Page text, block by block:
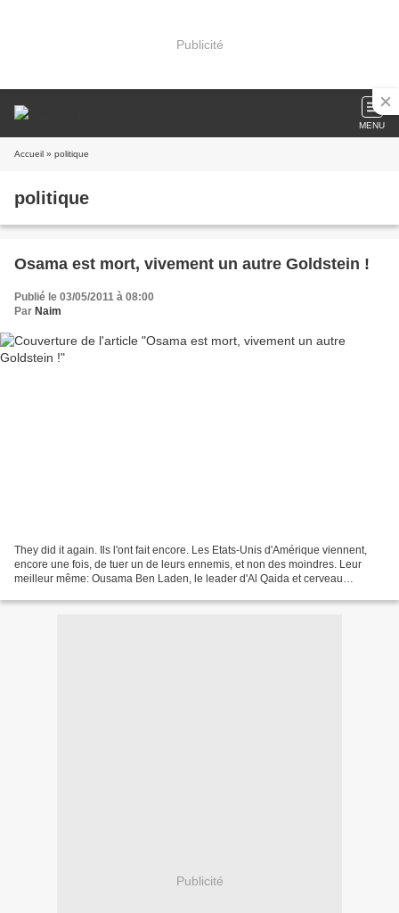
Publicité
MENU
Accueil » politique
politique
Osama est mort, vivement un autre Goldstein !
Publié le 03/05/2011 à 08:00
Par Naim
They did it again. Ils l'ont fait encore. Les Etats-Unis d'Amérique viennent,
encore une fois, de tuer un de leurs ennemis, et non des moindres. Leur
meilleur même: Ousama Ben Laden, le leader d'Al Qaida et cerveau
Publicité